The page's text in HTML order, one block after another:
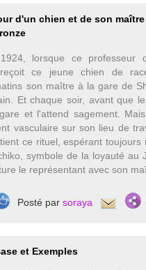
d'un chien et de son maître
lorsque ce professeur
ce jeune chien de
son maître à la gare de
Et chaque soir, avant que
et l'attend sagement.
vasculaire sur son lieu de
ce rituel, espérant
symbole de la loyauté au
le représentant avec son
Posté par soraya
et Exemples